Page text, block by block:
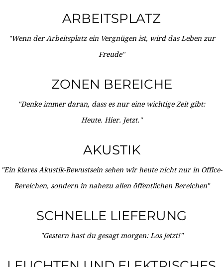
ARBEITSPLATZ
"Wenn der Arbeitsplatz ein Vergnügen ist, wird das Leben zur
Freude"
ZONEN BEREICHE
"Denke immer daran, dass es nur eine wichtige Zeit gibt:
Heute. Hier. Jetzt."
AKUSTIK
"Ein klares Akustik-Bewustsein sehen wir heute nicht nur in Office-
Bereichen, sondern in nahezu allen öffentlichen Bereichen"
SCHNELLE LIEFERUNG
"Gestern hast du gesagt morgen: Los jetzt!"